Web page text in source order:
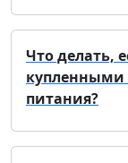
Что делать,
купленными
питания?